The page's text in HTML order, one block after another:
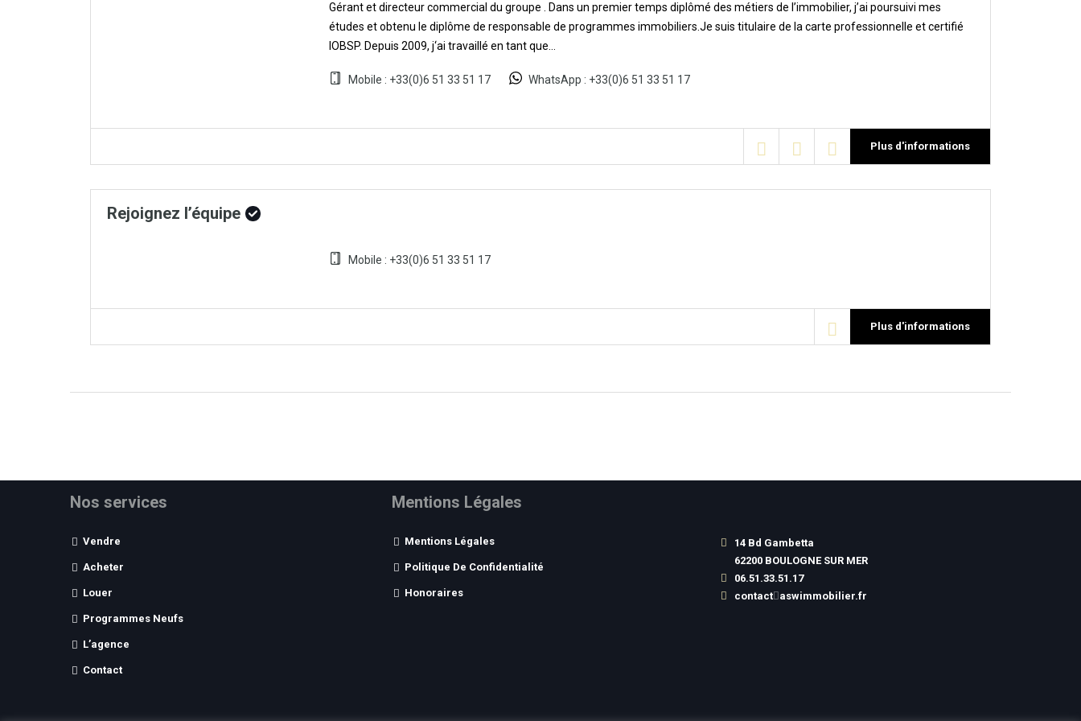
Gérant et directeur commercial du groupe . Dans un premier temps diplômé des métiers de l’immobilier, j’ai poursuivi mes
études et obtenu le diplôme de responsable de programmes immobiliers.Je suis titulaire de la carte professionnelle et certifié
IOBSP. Depuis 2009, j‘ai travaillé en tant que…
Mobile : +33(0)6 51 33 51 17 WhatsApp : +33(0)6 51 33 51 17
Plus d'informations
Rejoignez l’équipe
Mobile : +33(0)6 51 33 51 17
Plus d'informations
Nos services
Vendre
Acheter
Louer
Programmes Neufs
L’agence
Contact
Mentions Légales
Mentions Légales
Politique De Confidentialité
Honoraires
14 Bd Gambetta
62200 BOULOGNE SUR MER
06.51.33.51.17
contact aswimmobilier.fr